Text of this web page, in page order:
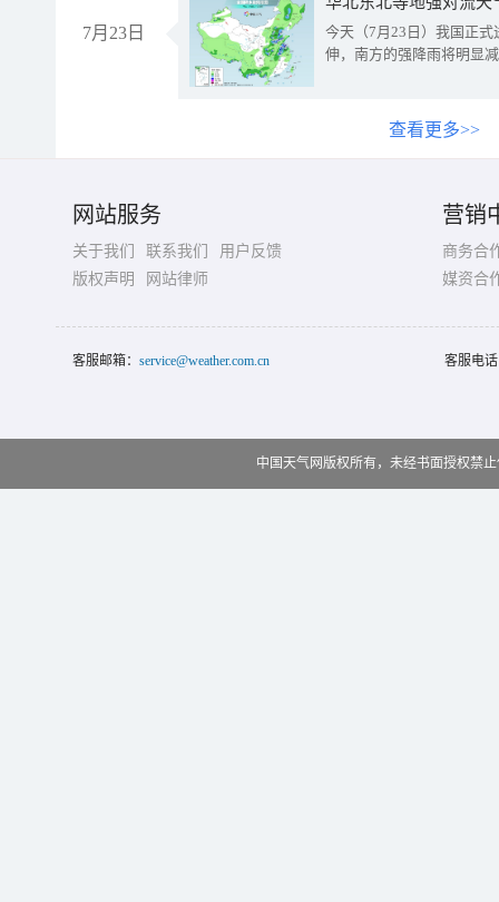
7月23日
今天（7月23日）我国正
伸，南方的强降雨将明显
查看更多>>
网站服务
关于我们 联系我们
用户反馈
版权声明
网站律师
营销
商务合
媒资合
客服邮箱： service@weather.com.cn 客服电
中国天气网版权所有，未经书面授权